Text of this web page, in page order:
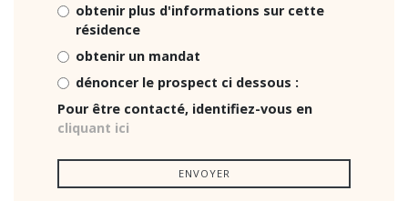
obtenir plus d'informations sur cette
résidence
obtenir un mandat
dénoncer le prospect ci dessous :
Pour être contacté, identifiez-vous en
cliquant ici
ENVOYER